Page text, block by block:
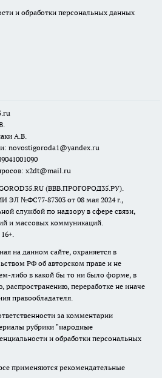
и обработки персональных данных
u
А.В.
novostigoroda1@yandex.ru
x2dt@mail.ru
(ВВВ.ПРОГОРОД35.РУ).
ЭЛ №ФС77-87303 от 08 мая 2024 г.,
службой по надзору в сфере связи,
и массовых коммуникаций.
на данном сайте, охраняется в
РФ об авторском праве и не
либо в какой бы то ни было форме, в
распространению, переработке не иначе
правообладателя.
за комментарии
рубрики "народные
и обработки персональных
применяются рекомендательные